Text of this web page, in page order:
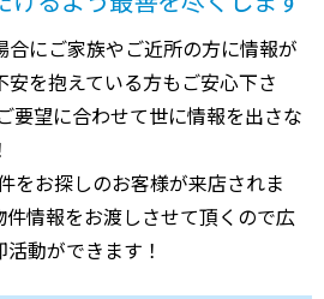
にご家族やご近所の方に情報が
を抱えている方もご安心下さ
要望に合わせて世に情報を出さな
をお探しのお客様が来店されま
情報をお渡しさせて頂くので広
動ができます！